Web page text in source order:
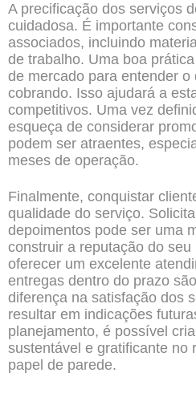
A precificação dos serviços
cuidadosa. É importante
associados, incluindo
de trabalho. Uma boa
de mercado para entender
cobrando. Isso ajudará a
competitivos. Uma vez
esqueça de considerar
podem ser atraentes,
meses de operação.
Finalmente, conquistar
qualidade do serviço.
depoimentos pode ser uma
construir a reputação do
oferecer um excelente
entregas dentro do prazo
diferença na satisfação dos
resultar em indicações
planejamento, é possível
sustentável e gratificante no
papel de parede.